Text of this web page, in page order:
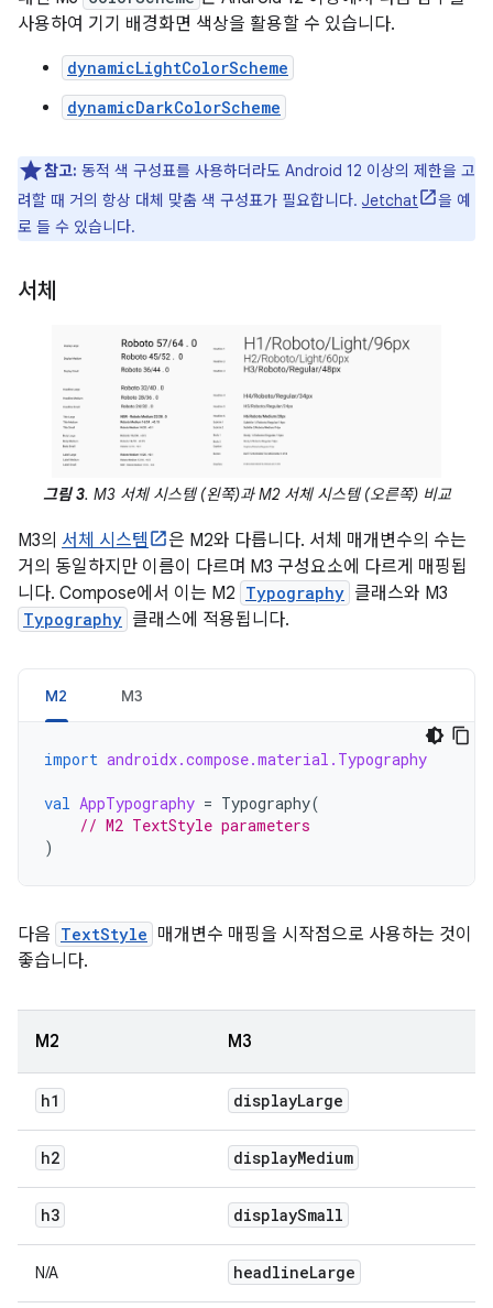
사용하여 기기 배경화면 색상을 활용할 수 있습니다.
dynamicLightColorScheme
dynamicDarkColorScheme
참고: 동적 색 구성표를 사용하더라도 Android 12 이상의 제한을 고
려할 때 거의 항상 대체 맞춤 색 구성표가 필요합니다. Jetchat
을 예
로 들 수 있습니다.
서체
그림 3. M3 서체 시스템 (왼쪽)과 M2 서체 시스템 (오른쪽) 비교
M3의 서체 시스템
은 M2와 다릅니다. 서체 매개변수의 수는
거의 동일하지만 이름이 다르며 M3 구성요소에 다르게 매핑됩
니다. Compose에서 이는 M2 Typography 클래스와 M3
Typography 클래스에 적용됩니다.
M2 M3
import androidx.compose.material.Typography
val AppTypography = Typography(
// M2 TextStyle parameters
)
다음 TextStyle 매개변수 매핑을 시작점으로 사용하는 것이
좋습니다.
M2 M3
h1 displayLarge
h2 displayMedium
h3 displaySmall
N/A headlineLarge